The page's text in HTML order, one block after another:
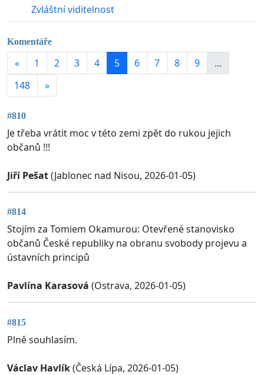
Zvláštní viditelnost
Komentáře
« 1 2 3 4 5 6 7 8 9
...
148
»
#810
Je třeba vrátit moc v této zemi zpět do rukou jejich
občanů !!!
Jiří Pešat(Jablonec nad Nisou, 2026-01-05)
#814
Stojím za Tomiem Okamurou: Otevřené stanovisko
občanů České republiky na obranu svobody projevu a
ústavních principů
Pavlína Karasová (Ostrava, 2026-01-05)
#815
Plně souhlasím.
Václav Havlík(Česká Lípa, 2026-01-05)